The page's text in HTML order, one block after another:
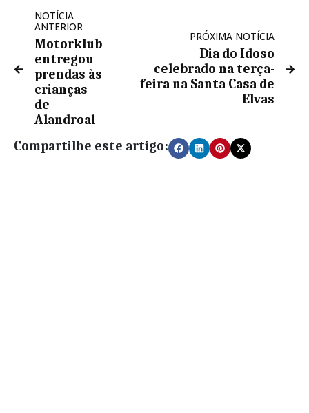
NOTÍCIA
ANTERIOR
Motorklub
entregou
prendas às
crianças
de
Alandroal
PRÓXIMA NOTÍCIA
Dia do Idoso
celebrado na terça-
feira na Santa Casa de
Elvas
Compartilhe este artigo: